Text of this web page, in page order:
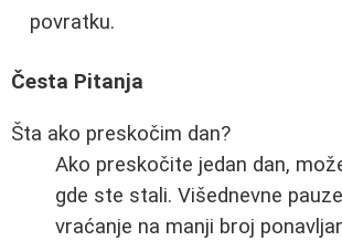
povratku.
Česta Pitanja
Šta ako preskočim dan?
Ako preskočite jedan dan,
gde ste stali. Višednevne
vraćanje na manji broj